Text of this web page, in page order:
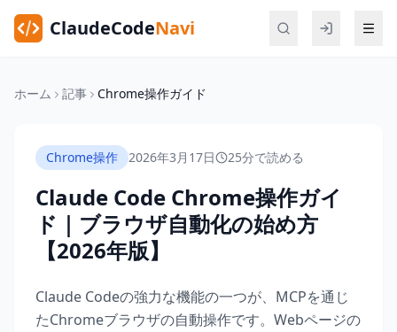
ClaudeCodeNavi
ホーム 記事 Chrome操作ガイド
Chrome操作 2026年3月17日 25分で読める
Claude Code Chrome操作ガイ
ド｜ブラウザ自動化の始め方
【2026年版】
Claude Codeの強力な機能の一つが、MCPを通じ
たChromeブラウザの自動操作です。Webページの